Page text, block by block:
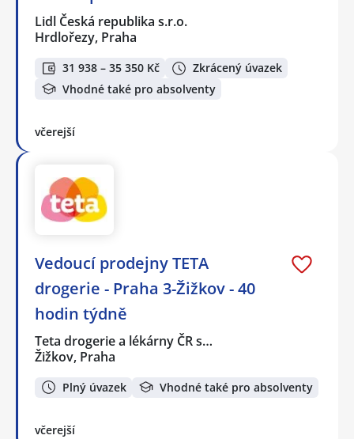
Lidl Česká republika s.r.o.
Hrdlořezy, Praha
31 938 – 35 350 Kč
Zkrácený úvazek
Vhodné také pro absolventy
včerejší
Vedoucí prodejny TETA
drogerie - Praha 3-Žižkov - 40
hodin týdně
Teta drogerie a lékárny ČR s…
Žižkov, Praha
Plný úvazek Vhodné také pro absolventy
včerejší